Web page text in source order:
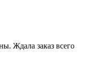
Ждала заказ всего